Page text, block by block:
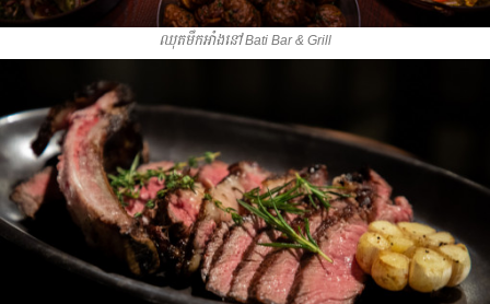
ឈុតមឹកអាំងនៅ Bati Bar & Grill